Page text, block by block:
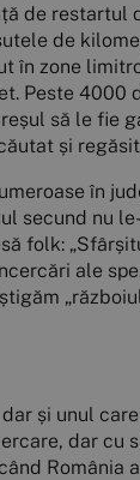
de
de
în zone
Peste
să le fie
și
în
secund nu
folk:
ale
și unul
dar